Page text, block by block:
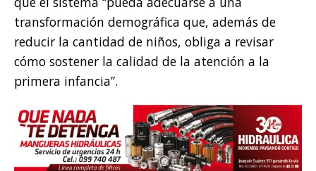
transformación demográfica que, además de
reducir la cantidad de niños, obliga a revisar
cómo sostener la calidad de la atención a la
primera infancia”.